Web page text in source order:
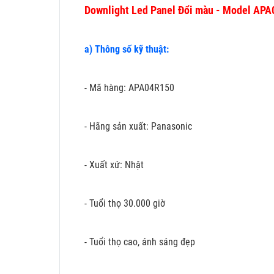
Downlight Led Panel Đổi màu - Model
a) Thông số kỹ thuật:
- Mã hàng: APA04R150
- Hãng sản xuất: Panasonic
- Xuất xứ: Nhật
- Tuổi thọ 30.000 giờ
- Tuổi thọ cao, ánh sáng đẹp